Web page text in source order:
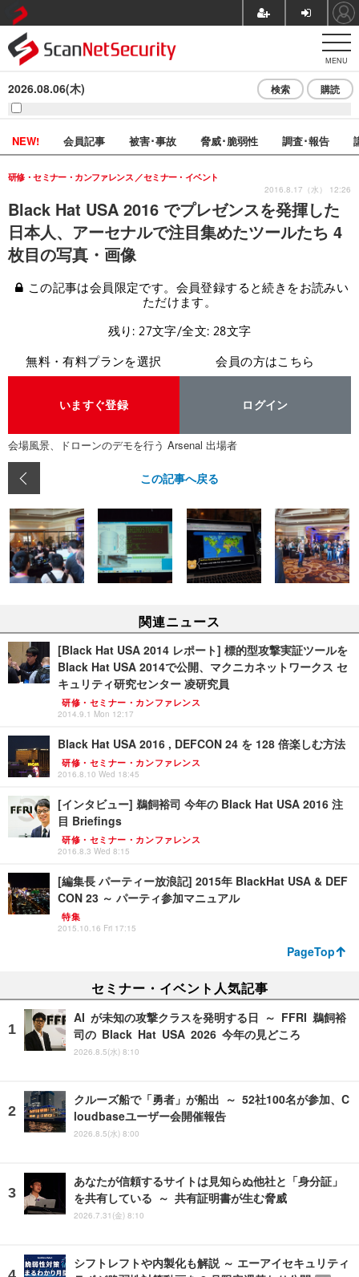
MENU
2026.08.06(木) 検索 購読
NEW! 会員記事 被害･事故 脅威･脆弱性 調査･報告
Black Hat USA 2016 でプレゼンスを発揮した
日本人、アーセナルで注目集めたツールたち 4
枚目の写真・画像
研修・セミナー・カンファレンス セミナー・イベント
2016.8.17（水） 12:26
この記事は会員限定です。会員登録すると続きをお読みい
ただけます。
残り: 27文字/全文: 28文字
無料・有料プランを選択
いますぐ登録
会員の方はこちら
ログイン
会場風景、ドローンのデモを行う Arsenal 出場者
この記事へ戻る
関連ニュース
[Black Hat USA 2014 レポート] 標的型攻撃実証ツールを
Black Hat USA 2014で公開、マクニカネットワークス セ
キュリティ研究センター 凌研究員
研修・セミナー・カンファレンス
2014.9.1 Mon 12:17
Black Hat USA 2016 , DEFCON 24 を 128 倍楽しむ方法
研修・セミナー・カンファレンス
2016.8.10 Wed 18:45
[インタビュー] 鵜飼裕司 今年の Black Hat USA 2016 注
目 Briefings
研修・セミナー・カンファレンス
2016.8.3 Wed 8:15
[編集長 パーティー放浪記] 2015年 BlackHat USA & DEF
CON 23 ～ パーティ参加マニュアル
特集
2015.10.16 Fri 17:15
PageTop
セミナー・イベント人気記事
AI が未知の攻撃クラスを発明する日 ～ FFRI 鵜飼裕
司の Black Hat USA 2026 今年の見どころ
2026.8.5(水) 8:10
クルーズ船で「勇者」が船出 ～ 52社100名が参加、C
loudbaseユーザー会開催報告
2026.8.5(水) 8:00
あなたが信頼するサイトは見知らぬ他社と「身分証」
を共有している ～ 共有証明書が生む脅威
2026.7.31(金) 8:10
シフトレフトや内製化も解説 ～ エーアイセキュリティ